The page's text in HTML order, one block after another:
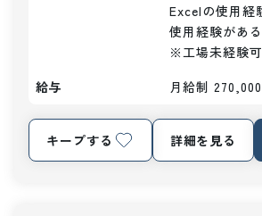
Excelの使用経
使用経験がある
※工場未経験可
給与
月給制
キープする 詳細を見る